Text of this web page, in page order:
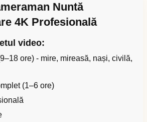
Nuntă
4K Profesională
video:
ore) - mire, mireasă, nași, civilă,
(1–6 ore)